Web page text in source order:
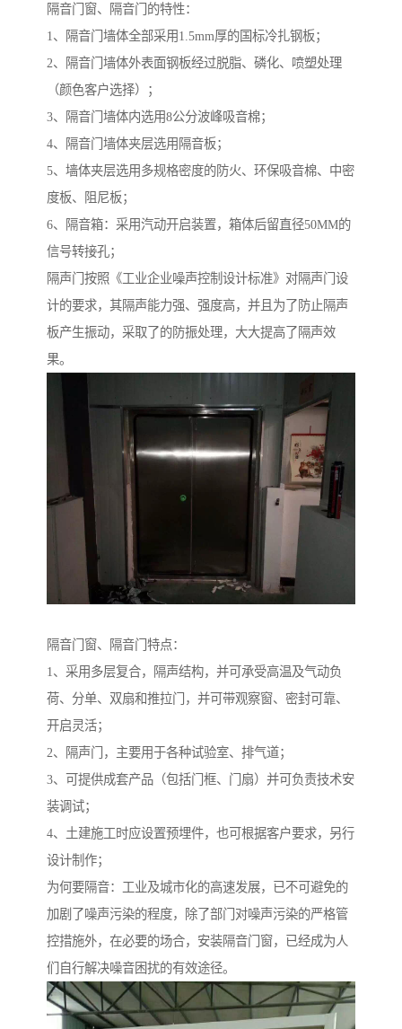
隔音门窗、隔音门的特性：
1、隔音门墙体全部采用1.5mm厚的国标冷扎钢板；
2、隔音门墙体外表面钢板经过脱脂、磷化、喷塑处理
（颜色客户选择）；
3、隔音门墙体内选用8公分波峰吸音棉；
4、隔音门墙体夹层选用隔音板；
5、墙体夹层选用多规格密度的防火、环保吸音棉、中密
度板、阻尼板；
6、隔音箱：采用汽动开启装置，箱体后留直径50MM的
信号转接孔；
隔声门按照《工业企业噪声控制设计标准》对隔声门设
计的要求，其隔声能力强、强度高，并且为了防止隔声
板产生振动，采取了的防振处理，大大提高了隔声效
果。
隔音门窗、隔音门特点：
1、采用多层复合，隔声结构，并可承受高温及气动负
荷、分单、双扇和推拉门，并可带观察窗、密封可靠、
开启灵活；
2、隔声门，主要用于各种试验室、排气道；
3、可提供成套产品（包括门框、门扇）并可负责技术安
装调试；
4、土建施工时应设置预埋件，也可根据客户要求，另行
设计制作；
为何要隔音：工业及城市化的高速发展，已不可避免的
加剧了噪声污染的程度，除了部门对噪声污染的严格管
控措施外，在必要的场合，安装隔音门窗，已经成为人
们自行解决噪音困扰的有效途径。